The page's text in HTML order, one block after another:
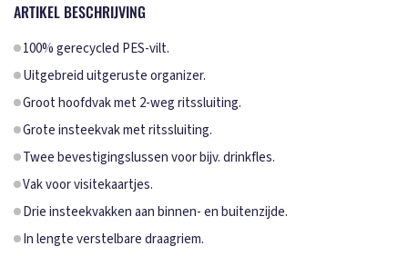
ARTIKEL BESCHRIJVING
100% gerecycled PES-vilt.
Uitgebreid uitgeruste organizer.
Groot hoofdvak met 2-weg ritssluiting.
Grote insteekvak met ritssluiting.
Twee bevestigingslussen voor bijv. drinkfles.
Vak voor visitekaartjes.
Drie insteekvakken aan binnen- en buitenzijde.
In lengte verstelbare draagriem.